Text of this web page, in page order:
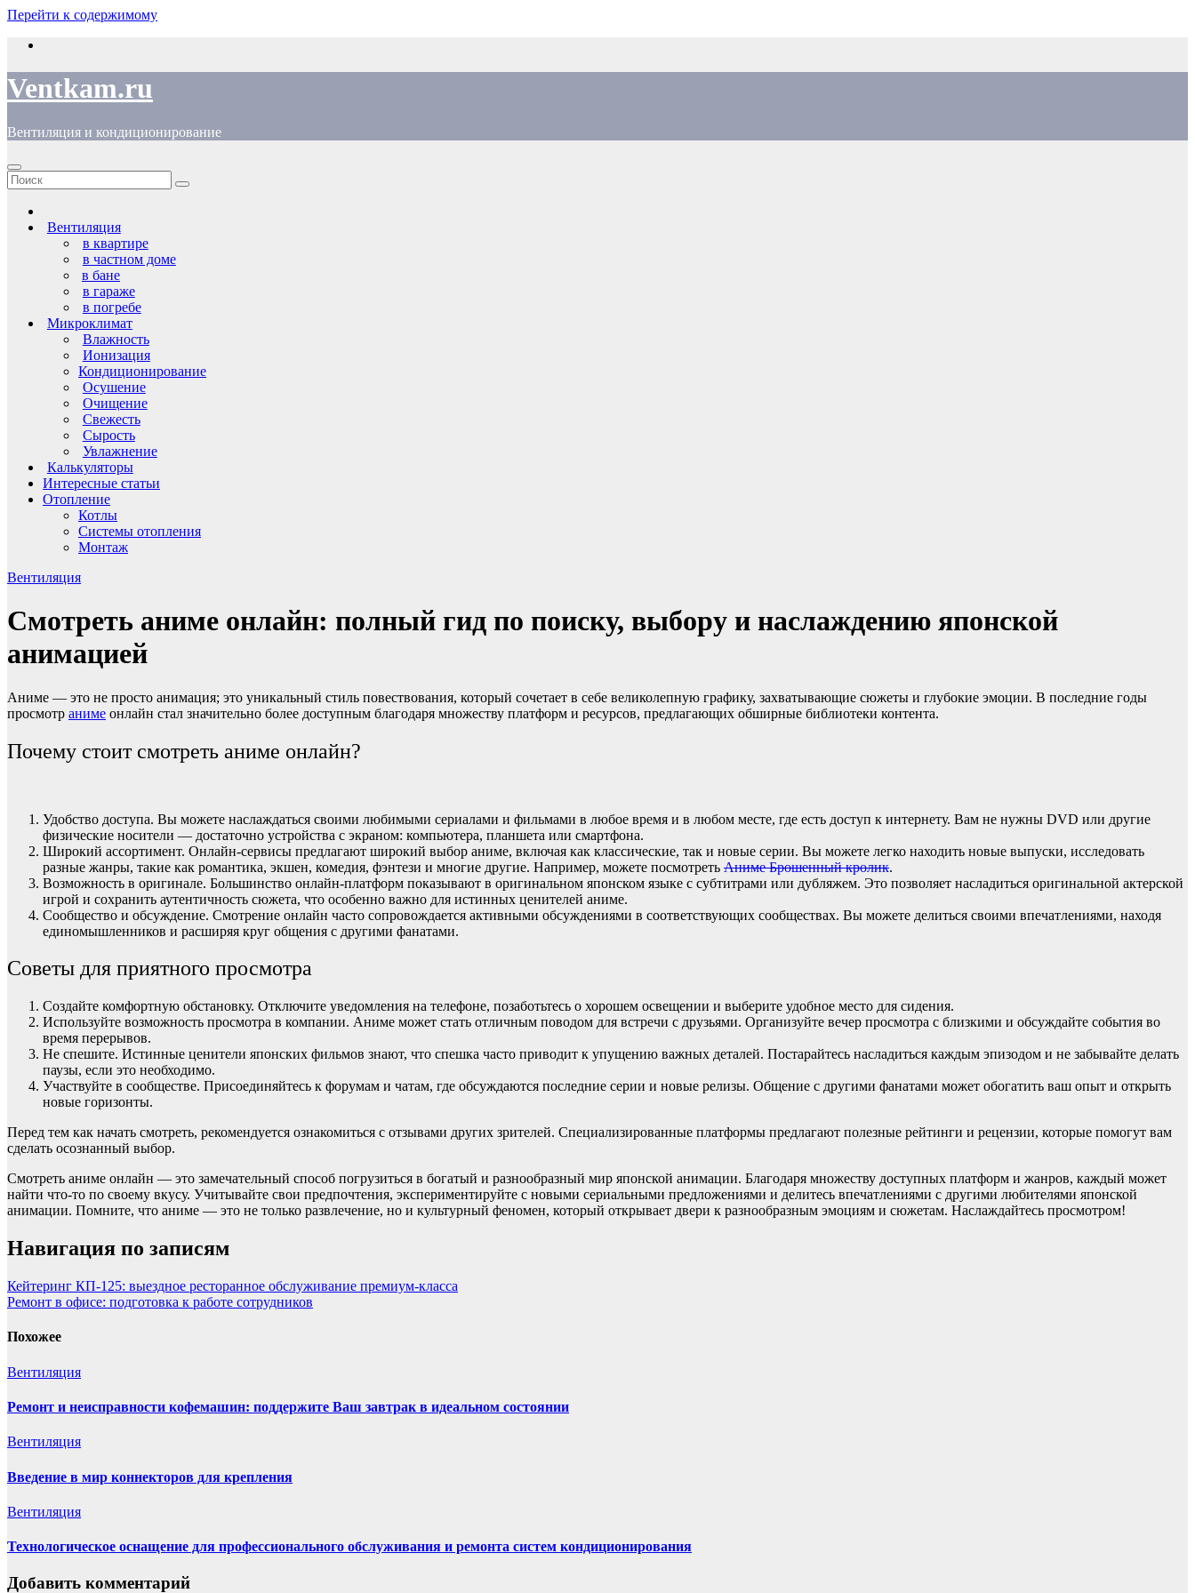
Перейти к содержимому
Ventkam.ru
Вентиляция и кондиционирование
Вентиляция
в квартире
в частном доме
в бане
в гараже
в погребе
Микроклимат
Влажность
Ионизация
Кондиционирование
Осушение
Очищение
Свежесть
Сырость
Увлажнение
Калькуляторы
Интересные статьи
Отопление
Котлы
Системы отопления
Монтаж
Вентиляция
Смотреть аниме онлайн: полный гид по поиску, выбору и наслаждению японской
анимацией
Аниме — это не просто анимация; это уникальный стиль повествования, который сочетает в себе великолепную графику, захватывающие сюжеты и глубокие эмоции. В последние годы
просмотр аниме онлайн стал значительно более доступным благодаря множеству платформ и ресурсов, предлагающих обширные библиотеки контента.
Почему стоит смотреть аниме онлайн?
Удобство доступа. Вы можете наслаждаться своими любимыми сериалами и фильмами в любое время и в любом месте, где есть доступ к интернету. Вам не нужны DVD или другие
физические носители — достаточно устройства с экраном: компьютера, планшета или смартфона.
Широкий ассортимент. Онлайн-сервисы предлагают широкий выбор аниме, включая как классические, так и новые серии. Вы можете легко находить новые выпуски, исследовать
разные жанры, такие как романтика, экшен, комедия, фэнтези и многие другие. Например, можете посмотреть Аниме Брошенный кролик.
Возможность в оригинале. Большинство онлайн-платформ показывают в оригинальном японском языке с субтитрами или дубляжем. Это позволяет насладиться оригинальной актерской
игрой и сохранить аутентичность сюжета, что особенно важно для истинных ценителей аниме.
Сообщество и обсуждение. Смотрение онлайн часто сопровождается активными обсуждениями в соответствующих сообществах. Вы можете делиться своими впечатлениями, находя
единомышленников и расширяя круг общения с другими фанатами.
Советы для приятного просмотра
Создайте комфортную обстановку. Отключите уведомления на телефоне, позаботьтесь о хорошем освещении и выберите удобное место для сидения.
Используйте возможность просмотра в компании. Аниме может стать отличным поводом для встречи с друзьями. Организуйте вечер просмотра с близкими и обсуждайте события во
время перерывов.
Не спешите. Истинные ценители японских фильмов знают, что спешка часто приводит к упущению важных деталей. Постарайтесь насладиться каждым эпизодом и не забывайте делать
паузы, если это необходимо.
Участвуйте в сообществе. Присоединяйтесь к форумам и чатам, где обсуждаются последние серии и новые релизы. Общение с другими фанатами может обогатить ваш опыт и открыть
новые горизонты.
Перед тем как начать смотреть, рекомендуется ознакомиться с отзывами других зрителей. Специализированные платформы предлагают полезные рейтинги и рецензии, которые помогут вам
сделать осознанный выбор.
Смотреть аниме онлайн — это замечательный способ погрузиться в богатый и разнообразный мир японской анимации. Благодаря множеству доступных платформ и жанров, каждый может
найти что-то по своему вкусу. Учитывайте свои предпочтения, экспериментируйте с новыми сериальными предложениями и делитесь впечатлениями с другими любителями японской
анимации. Помните, что аниме — это не только развлечение, но и культурный феномен, который открывает двери к разнообразным эмоциям и сюжетам. Наслаждайтесь просмотром!
Навигация по записям
Кейтеринг КП-125: выездное ресторанное обслуживание премиум-класса
Ремонт в офисе: подготовка к работе сотрудников
Похожее
Вентиляция
Ремонт и неисправности кофемашин: поддержите Ваш завтрак в идеальном состоянии
Вентиляция
Введение в мир коннекторов для крепления
Вентиляция
Технологическое оснащение для профессионального обслуживания и ремонта систем кондиционирования
Добавить комментарий